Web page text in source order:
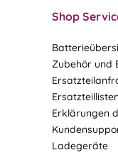
Shop
Zubehör und
Erklärungen
Ladegeräte